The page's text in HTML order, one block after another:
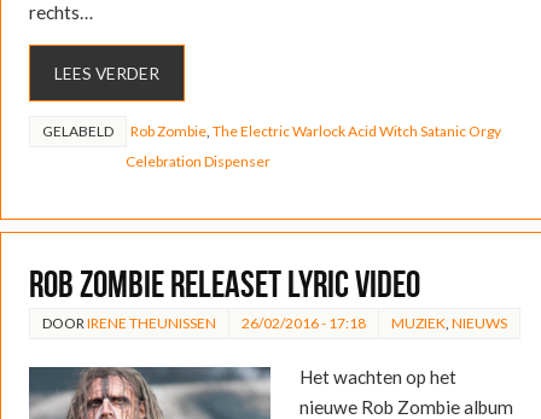
rechts…
LEES VERDER
GELABELD Rob Zombie, The Electric Warlock Acid Witch Satanic Orgy
Celebration Dispenser
Rob Zombie releaset lyric video
DOOR IRENE THEUNISSEN 26/02/2016 - 17:18 MUZIEK NIEUWS
Het wachten op het
nieuwe Rob Zombie album